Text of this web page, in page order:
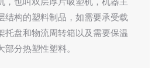
结构的塑料制品，如需要承受载
托盘和物流周转箱以及需要保温
分热塑性塑料。